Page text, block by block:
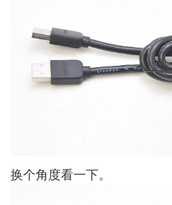
换个角度看一下。